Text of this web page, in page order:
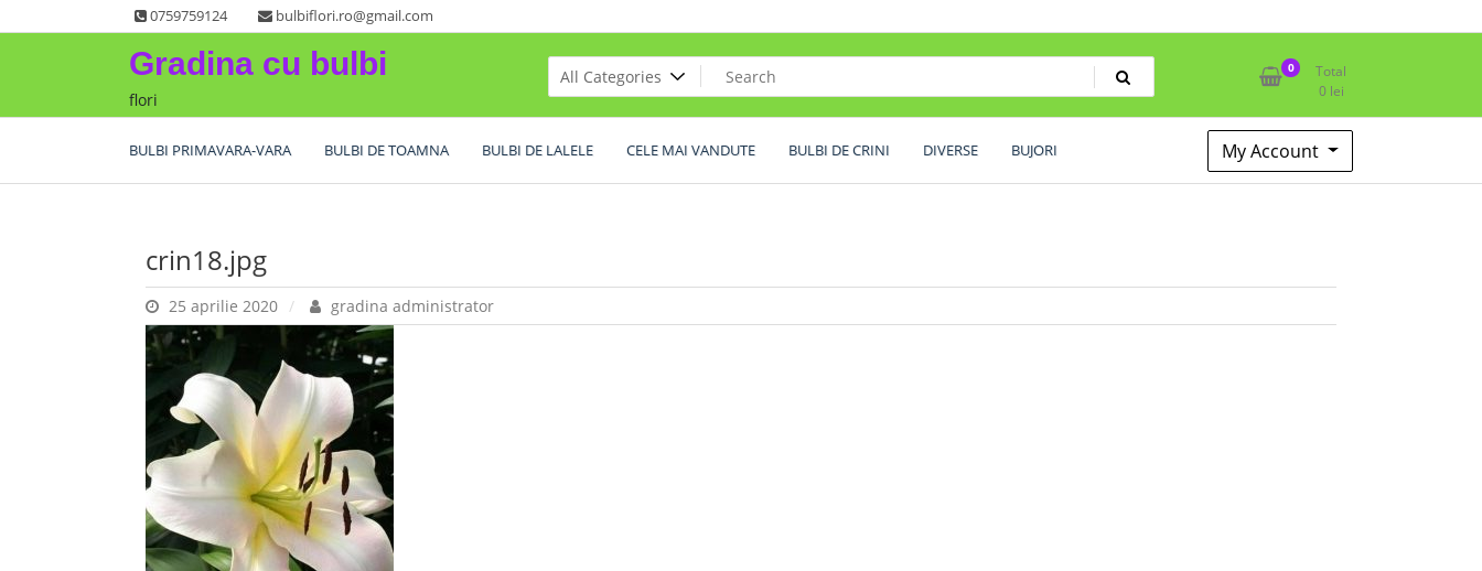
to
0759759124 bulbiflori.ro@gmail.com
Gradina cu bulbi
flori
0
Total
0 lei
BULBI PRIMAVARA-VARA BULBI DE TOAMNA BULBI DE LALELE CELE MAI VANDUTE BULBI DE CRINI DIVERSE BUJORI My Account
crin18.jpg
25 aprilie 2020 gradina administrator